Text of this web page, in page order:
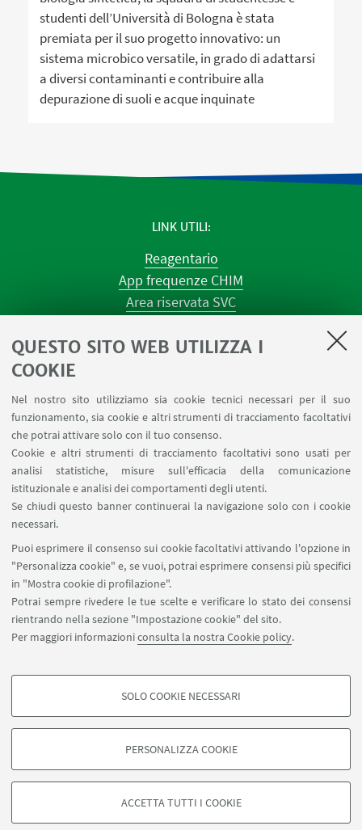
QUESTO SITO WEB UTILIZZA I
COOKIE
Nel nostro sito utilizziamo sia cookie tecnici necessari per il suo
funzionamento, sia cookie e altri strumenti di tracciamento facoltativi
che potrai attivare solo con il tuo consenso.
Cookie e altri strumenti di tracciamento facoltativi sono usati per
analisi statistiche, misure sull'efficacia della comunicazione
istituzionale e analisi dei comportamenti degli utenti.
Se chiudi questo banner continuerai la navigazione solo con i cookie
necessari.
Puoi esprimere il consenso sui cookie facoltativi attivando l'opzione in
"Personalizza cookie" e, se vuoi, potrai esprimere consensi più specifici
in "Mostra cookie di profilazione".
Potrai sempre rivedere le tue scelte e verificare lo stato dei consensi
rientrando nella sezione "Impostazione cookie" del sito.
Per maggiori informazioniconsulta la nostra Cookie policy.
COOKIE DI PROFILAZIONE - FACOLTATIVI
degli utenti, creare profili in base al loro comportamento sul sito, per analisi
di marketing.
Google/Youtube Video
SOLO COOKIE NECESSARI
PERSONALIZZA COOKIE
ACCETTA TUTTI I COOKIE
studenti dell’Università di Bologna è stata
premiata per il suo progetto innovativo: un
sistema microbico versatile, in grado di adattarsi
a diversi contaminanti e contribuire alla
depurazione di suoli e acque inquinate
LINK UTILI
Reagentario
App frequenze CHIM
Area riservata SVC
Prenotazione spazi e Riunioni
Dismissione beni
Segnala un evento
SEGUI IL DIPARTIMENTO SU:
SEGUI UNIBO SU:
APP:
©Copyright 2026 - ALMA MATER STUDIORUM - Università di
Bologna - Via Zamboni, 33 - 40126 Bologna - PI: 01131710376 - CF:
80007010376
Privacy
Note legali
Informazioni sul sito e accessibilità
Impostazioni Cookie